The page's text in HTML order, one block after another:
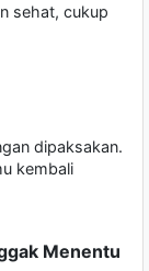
sehat, cukup
dipaksakan.
kembali
Menentu